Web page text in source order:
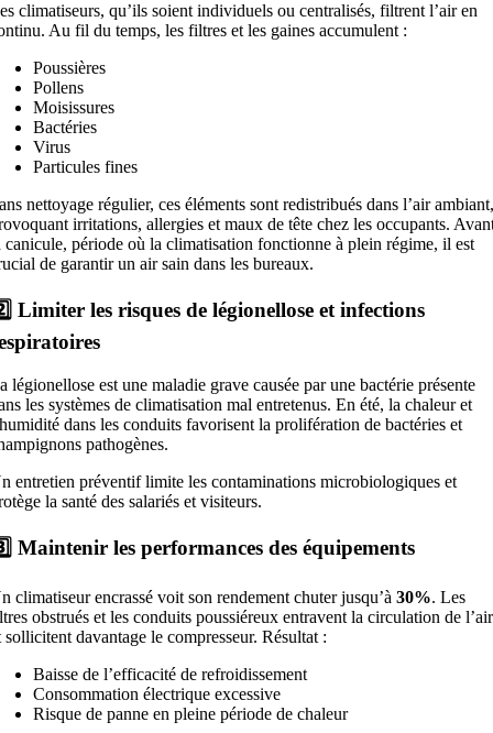
climatiseurs, qu’ils soient individuels ou centralisés, filtrent l’air en
Au fil du temps, les filtres et les gaines accumulent :
Poussières
Pollens
Moisissures
Bactéries
Virus
Particules fines
nettoyage régulier, ces éléments sont redistribués dans l’air
irritations, allergies et maux de tête chez les occupants.
canicule, période où la climatisation fonctionne à plein régime, il est
de garantir un air sain dans les bureaux.
Limiter les risques de légionellose et infections
légionellose est une maladie grave causée par une bactérie présente
les systèmes de climatisation mal entretenus. En été, la chaleur et
dans les conduits favorisent la prolifération de bactéries et
pathogènes.
entretien préventif limite les contaminations microbiologiques et
la santé des salariés et visiteurs.
Maintenir les performances des équipements
climatiseur encrassé voit son rendement chuter jusqu’à30%. Les
obstrués et les conduits poussiéreux entravent la circulation de l’air
sollicitent davantage le compresseur. Résultat :
Baisse de l’efficacité de refroidissement
Consommation électrique excessive
Risque de panne en pleine période de chaleur